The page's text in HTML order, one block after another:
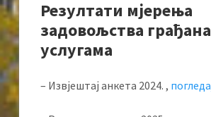
Резултати мјерења
задовољства
услугама
– Извјештај анкета 2024. ,